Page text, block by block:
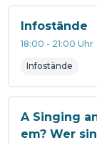
Infostände
18:00 - 21:00 Uhr
Infostände
A Singing
em? Wer